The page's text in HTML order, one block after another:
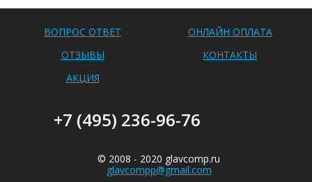
ВОПРОС ОТВЕТ
ОНЛАЙН ОПЛАТА
ОТЗЫВЫ
КОНТАКТЫ
АКЦИЯ
+7 (495) 236-96-76
© 2008 - 2020 glavcomp.ru
glavcompp@gmail.com